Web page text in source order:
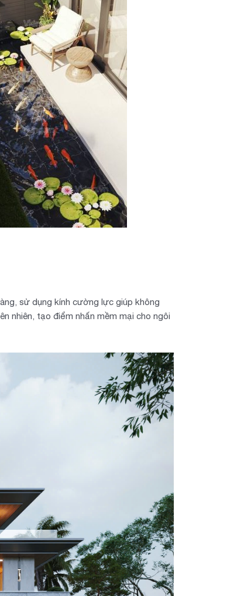
sử dụng kính cường lực giúp không
nhiên, tạo điểm nhấn mềm mại cho ngôi